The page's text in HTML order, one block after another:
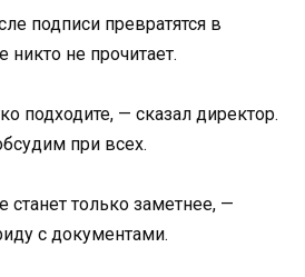
подписи превратятся в
никто не прочитает.
подходите, — сказал директор.
при всех.
только заметнее, —
с документами.